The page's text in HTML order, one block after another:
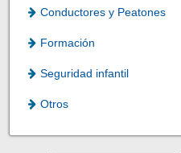
Conductores y Peatones
Formación
Seguridad infantil
Otros